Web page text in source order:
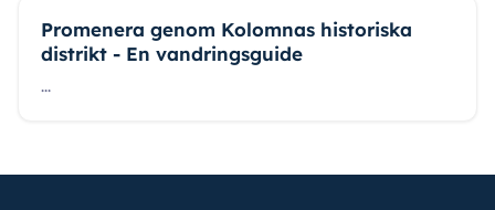
Promenera genom Kolomnas historiska
distrikt - En vandringsguide
...